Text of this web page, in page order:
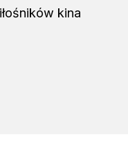
kina